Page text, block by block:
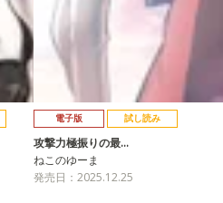
電子版 試し読み
攻撃力極振りの最…
ねこのゆーま
発売日：2025.12.25